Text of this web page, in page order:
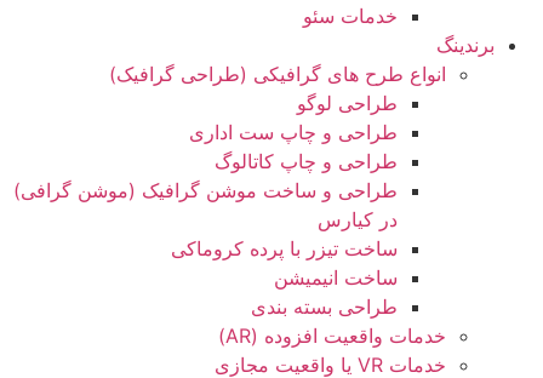
خدمات سئو
برندینگ
انواع طرح های گرافیکی (طراحی گرافیک)
طراحی لوگو
طراحی و چاپ ست اداری
طراحی و چاپ کاتالوگ
طراحی و ساخت موشن گرافیک (موشن گرافی)
در کیارس
ساخت تیزر با پرده کروماکی
ساخت انیمیشن
طراحی بسته بندی
خدمات واقعیت افزوده (AR)
خدمات VR یا واقعیت مجازی